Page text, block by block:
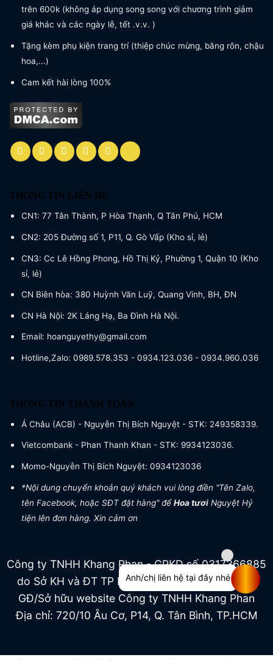
trên 600k (không áp dụng song song với chương trình giảm
giá khác và các ngày lễ, tết .v.v. )
Tặng kèm phụ kiện trang trí (thiệp chúc mừng, băng rôn, chậu
hoa,...)
Cam kết hài lòng 100%
THÔNG TIN LIÊN HỆ
CN1: 77 Tân Thành, P Hòa Thạnh, Q Tân Phú, HCM
CN2: 205 Đường số 1, P11, Q. Gò Vấp (Kho sỉ, lẻ)
CN3: Cc Lê Hồng Phong, Hồ Thị Kỷ, Phường 1, Quận 10 (Kho
sỉ, lẻ)
CN Biên hòa: 380 Huỳnh Văn Luỹ, Quang Vinh, BH, ĐN
CN Hà Nội: 2K Láng Hạ, Ba Đình Hà Nội.
Email: hoanguyethy@gmail.com
Hotline,Zalo: 0989.578.353 - 0934.123.036 - 0934.960.036
THÔNG TIN THANH TOÁN
Á Châu (ACB) - Nguyễn Thị Bích Nguyệt - STK: 249358339.
Vietcombank - Phan Thanh Khan - STK: 9934123036.
Momo-Nguyễn Thị Bích Nguyệt: 0934123036
*Nội dung chuyển khoản quý khách vui lòng điền "Tên Zalo,
tên Facebook, hoặc SĐT đặt hàng" đểHoa tươi Nguyệt Hỷ
tiện lên đơn hàng. Xin cảm ơn
Công ty TNHH Khang Phan - GPKD số 0317366885
do Sở KH và ĐT TP HCM cấp ngày 04/07/2022
GĐ/Sở hữu website Công ty TNHH Khang Phan
Địa chỉ: 720/10 Âu Cơ, P14, Q. Tân Bình, TP.HCM
Anh/chị liên hệ tại đây nhé